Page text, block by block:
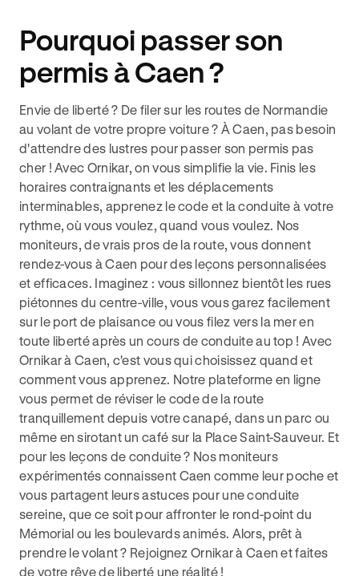
Pourquoi passer son
permis à Caen ?
Envie de liberté ? De filer sur les routes de Normandie
au volant de votre propre voiture ? À Caen, pas besoin
d'attendre des lustres pour passer son permis pas
cher ! Avec Ornikar, on vous simplifie la vie. Finis les
horaires contraignants et les déplacements
interminables, apprenez le code et la conduite à votre
rythme, où vous voulez, quand vous voulez. Nos
moniteurs, de vrais pros de la route, vous donnent
rendez-vous à Caen pour des leçons personnalisées
et efficaces. Imaginez : vous sillonnez bientôt les rues
piétonnes du centre-ville, vous vous garez facilement
sur le port de plaisance ou vous filez vers la mer en
toute liberté après un cours de conduite au top ! Avec
Ornikar à Caen, c'est vous qui choisissez quand et
comment vous apprenez. Notre plateforme en ligne
vous permet de réviser le code de la route
tranquillement depuis votre canapé, dans un parc ou
même en sirotant un café sur la Place Saint-Sauveur. Et
pour les leçons de conduite ? Nos moniteurs
expérimentés connaissent Caen comme leur poche et
vous partagent leurs astuces pour une conduite
sereine, que ce soit pour affronter le rond-point du
Mémorial ou les boulevards animés. Alors, prêt à
prendre le volant ? Rejoignez Ornikar à Caen et faites
de votre rêve de liberté une réalité !